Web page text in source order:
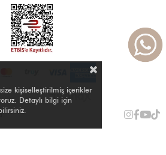
kişiselleştirilmiş içerikler
Detaylı bilgi için